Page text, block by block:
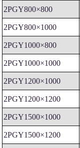
2PGY800×800
2PGY800×1000
2PGY1000×800
2PGY1000×1000
2PGY1200×1000
2PGY1200×1200
2PGY1500×1000
2PGY1500×1200